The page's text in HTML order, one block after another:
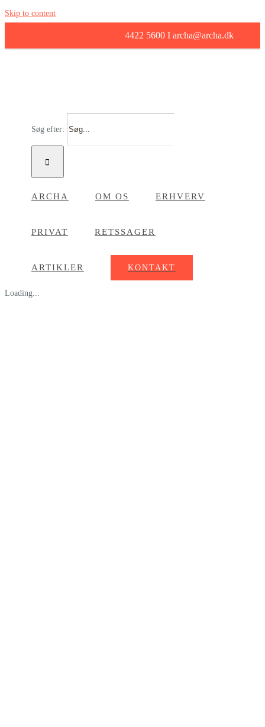
Skip to content
4422 5600 I archa@archa.dk
Søg efter:
ARCHA OM OS ERHVERV
PRIVAT RETSSAGER
ARTIKLER KONTAKT
Loading...